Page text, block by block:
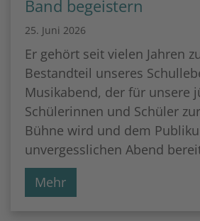
Band begeistern
25. Juni 2026
Er gehört seit vielen Jahren
Bestandteil unseres
Musikabend, der für unsere
Schülerinnen und Schüler
Bühne wird und dem
unvergesslichen Abend
Mehr